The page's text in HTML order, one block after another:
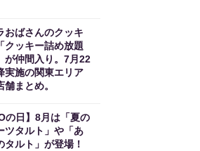
おばさんのクッキ
クッキー詰め放題
が仲間入り。7月22
実施の関東エリア
舗まとめ。
の日】8月は「夏の
ツタルト」や「あ
タルト」が登場！